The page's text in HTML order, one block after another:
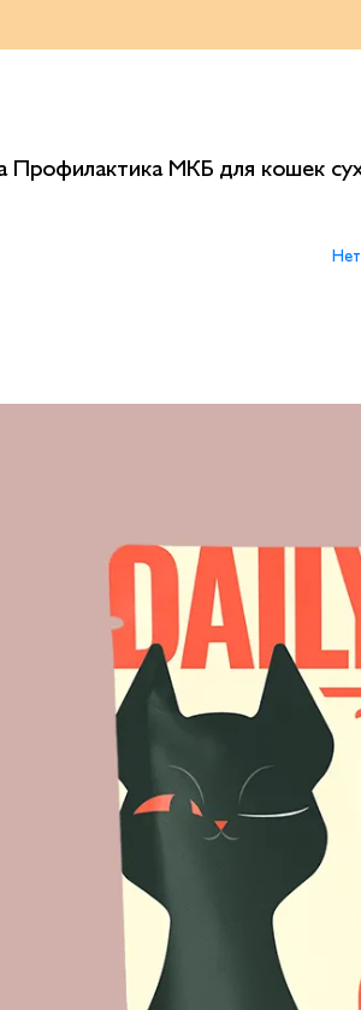
МКБ для кошек